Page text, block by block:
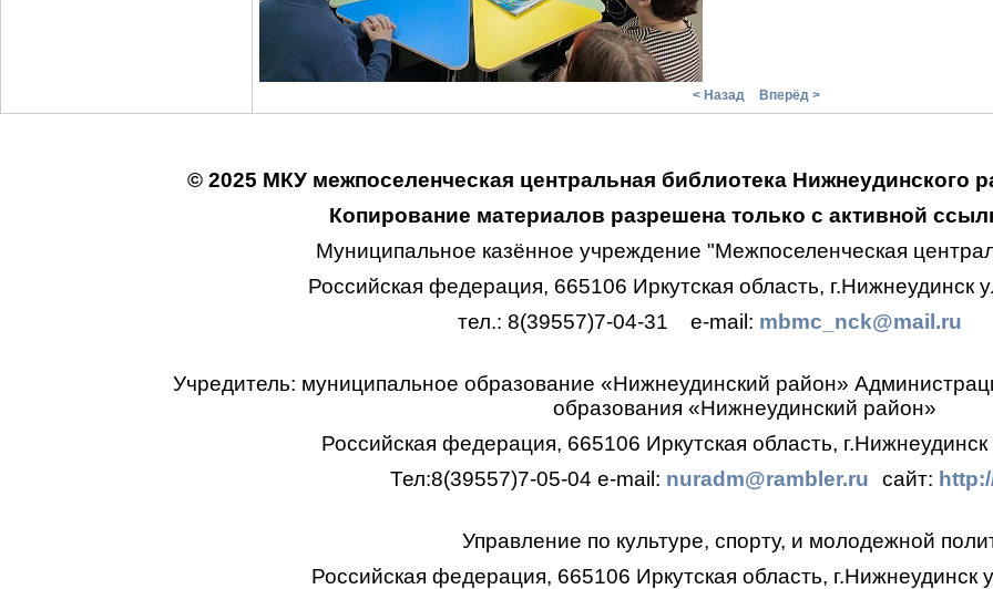
< Назад Вперёд >
© 2025 МКУ межпоселенческая центральная библиотека Нижнеудинского
Копирование материалов разрешена только с активной
Муниципальное казённое учреждение "Межпоселенческая
Российская федерация, 665106 Иркутская область, г.Нижнеудинск
тел.: 8(39557)7-04-31
e-mail: mbmc_nck@mail.ru
Учредитель: муниципальное образование «Нижнеудинский район»
образования «Нижнеудинский район»
Российская федерация, 665106 Иркутская область, г.Нижнеудинск
Тел:8(39557)7-05-04 e-mail: nuradm@rambler.ru сайт:
Управление по культуре, спорту, и молодежной
Российская федерация, 665106 Иркутская область, г.Нижнеудинск